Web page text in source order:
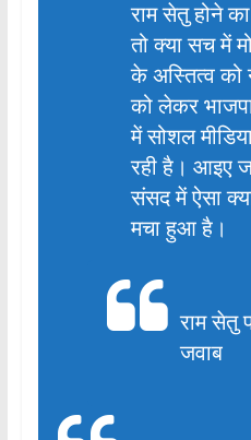
राम सेतु होने
तो क्या सच में
के अस्तित्व को
को लेकर
में सोशल
रही है। आइए
संसद में ऐसा
मचा हुआ है।
राम सेतु
जवाब